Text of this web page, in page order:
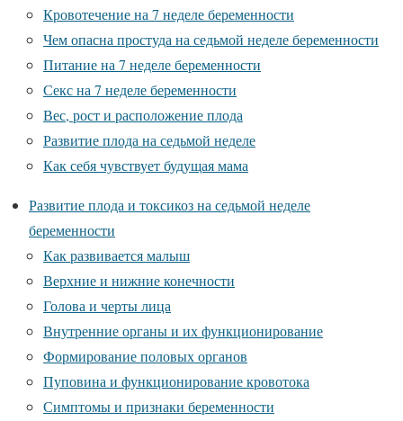
Кровотечение на 7 неделе беременности
Чем опасна простуда на седьмой неделе беременности
Питание на 7 неделе беременности
Секс на 7 неделе беременности
Вес, рост и расположение плода
Развитие плода на седьмой неделе
Как себя чувствует будущая мама
Развитие плода и токсикоз на седьмой неделе
беременности
Как развивается малыш
Верхние и нижние конечности
Голова и черты лица
Внутренние органы и их функционирование
Формирование половых органов
Пуповина и функционирование кровотока
Симптомы и признаки беременности